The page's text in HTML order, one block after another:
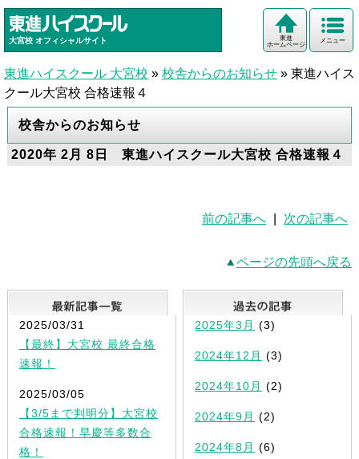
大宮校 オフィシャルサイト メニュー
東進
ホームページ
東進ハイスクール 大宮校 » 校舎からのお知らせ » 東進ハイス
クール大宮校 合格速報４
校舎からのお知らせ
2020年 2月 8日 東進ハイスクール大宮校 合格速報４
前の記事へ 次の記事へ
ページの先頭へ戻る
最新記事一覧
2025/03/31
【最終】大宮校 最終合格
速報！
2025/03/05
【3/5まで判明分】大宮校
合格速報！早慶等多数合
格！
2025年3月 (3)
2024年12月 (3)
2024年10月 (2)
2024年9月 (2)
2024年8月 (6)